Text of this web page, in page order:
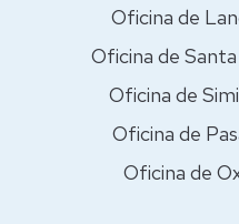
Oficina de
Oficina de
Oficina de
Oficina de
Oficina de